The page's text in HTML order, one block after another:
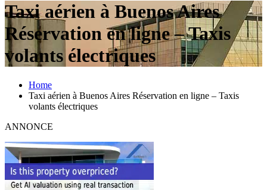
Taxi aérien à Buenos Aires
Réservation en ligne – Taxis
volants électriques
Home
Taxi aérien à Buenos Aires Réservation en ligne – Taxis
volants électriques
ANNONCE